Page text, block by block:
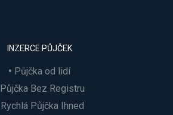
INZERCE PŮJČEK
Půjčka od lidí
Půjčka Bez Registru
Rychlá Půjčka Ihned